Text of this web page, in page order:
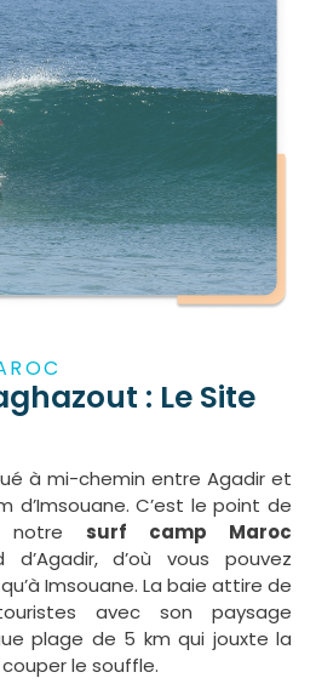
: Le Site
à mi-chemin entre Agadir et
d’Imsouane. C’est le point de
notre surf camp Maroc
d’où vous pouvez
Imsouane. La baie attire de
avec son paysage
plage de 5 km qui jouxte la
le souffle.